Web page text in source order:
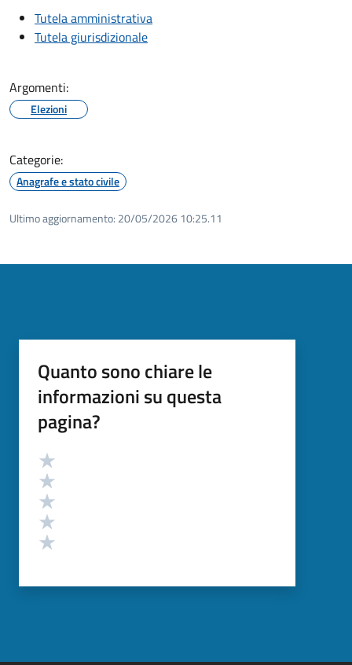
Tutela amministrativa
Tutela giurisdizionale
Argomenti:
Elezioni
Categorie:
Anagrafe e stato civile
Ultimo aggiornamento: 20/05/2026 10:25.11
Quanto sono chiare le
informazioni su questa
pagina?
Valutazione